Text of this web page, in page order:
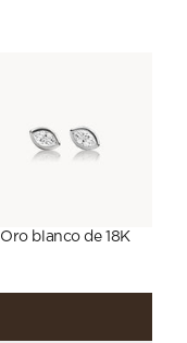
Oro blanco de 18K